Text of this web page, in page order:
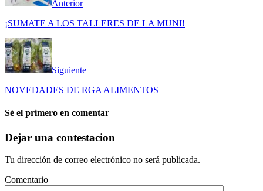
Anterior
¡SUMATE A LOS TALLERES DE LA MUNI!
Siguiente
NOVEDADES DE RGA ALIMENTOS
Sé el primero en comentar
Dejar una contestacion
Tu dirección de correo electrónico no será publicada.
Comentario